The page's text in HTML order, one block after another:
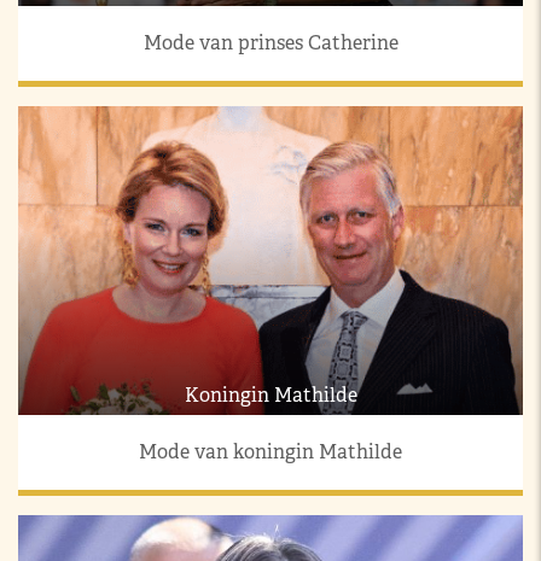
Mode van prinses Catherine
Koningin Mathilde
Mode van koningin Mathilde